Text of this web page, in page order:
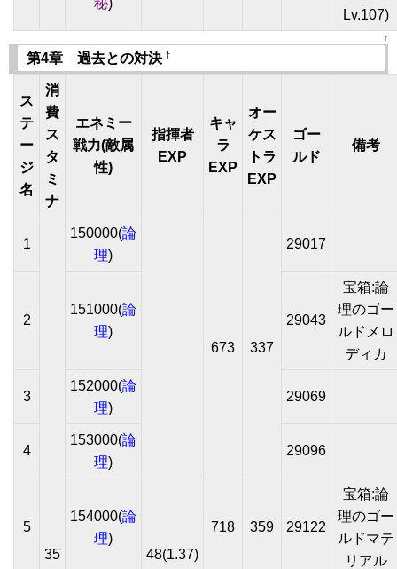
秘)
Lv.107)
↑
第4章 過去との対決 †
ス
テ
ー
ジ
名
消
費
ス
タ
ミ
ナ
エネミー
戦力(敵属
性)
指揮者
EXP
キャ
ラ
EXP
オー
ケス
トラ
EXP
ゴー
ルド
備考
1
35
150000(論
理)
48(1.37)
673 337
29017
2
151000(論
理)
29043
宝箱:論
理のゴー
ルドメロ
ディカ
3
152000(論
理)
29069
4
153000(論
理)
29096
5
154000(論
理)
718 359 29122
宝箱:論
理のゴー
ルドマテ
リアル